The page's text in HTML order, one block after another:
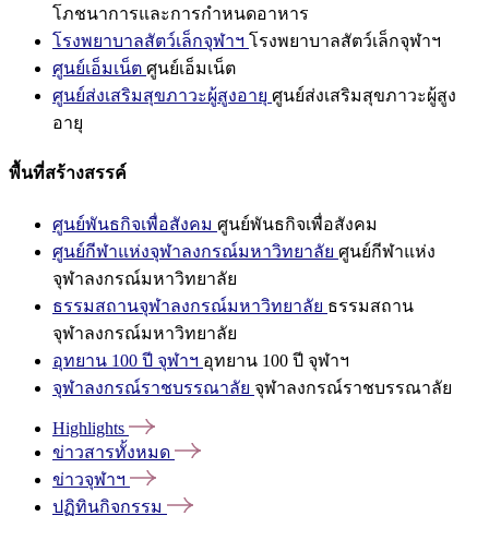
โภชนาการและการกำหนดอาหาร
โรงพยาบาลสัตว์เล็กจุฬาฯ โรงพยาบาลสัตว์เล็กจุฬาฯ
ศูนย์เอ็มเน็ต ศูนย์เอ็มเน็ต
ศูนย์ส่งเสริมสุขภาวะผู้สูงอายุ ศูนย์ส่งเสริมสุขภาวะผู้สูง
อายุ
พื้นที่สร้างสรรค์
ศูนย์พันธกิจเพื่อสังคม ศูนย์พันธกิจเพื่อสังคม
ศูนย์กีฬาแห่งจุฬาลงกรณ์มหาวิทยาลัย ศูนย์กีฬาแห่ง
จุฬาลงกรณ์มหาวิทยาลัย
ธรรมสถานจุฬาลงกรณ์มหาวิทยาลัย ธรรมสถาน
จุฬาลงกรณ์มหาวิทยาลัย
อุทยาน 100 ปี จุฬาฯ อุทยาน 100 ปี จุฬาฯ
จุฬาลงกรณ์ราชบรรณาลัย จุฬาลงกรณ์ราชบรรณาลัย
Highlights
ข่าวสารทั้งหมด
ข่าวจุฬาฯ
ปฏิทินกิจกรรม